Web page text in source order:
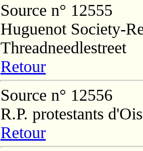
Source n° 12555
Huguenot Society-
Threadneedlestreet
Retour
Source n° 12556
R.P. protestants
Retour